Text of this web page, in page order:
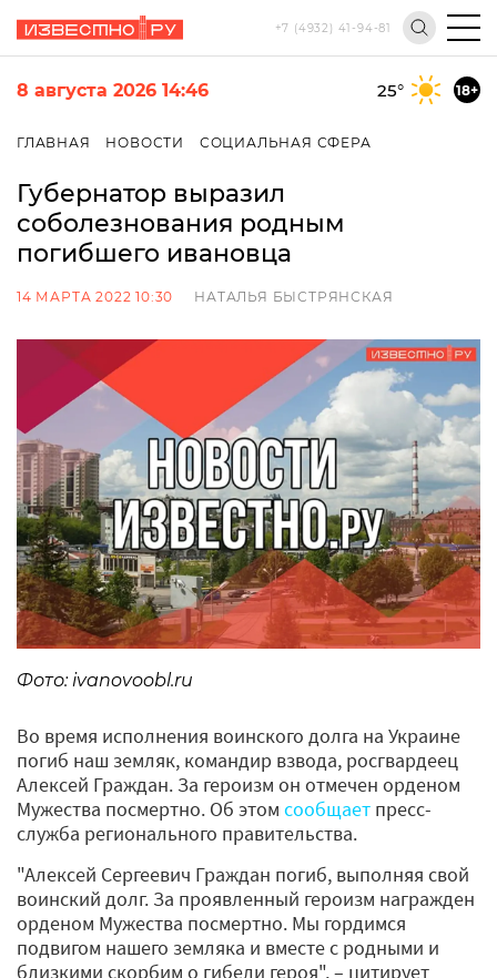
+7 (4932) 41-94-81
8 августа 2026 14:46 25° 18+
ГЛАВНАЯ НОВОСТИ СОЦИАЛЬНАЯ СФЕРА
Губернатор выразил
соболезнования родным
погибшего ивановца
14 МАРТА 2022 10:30 НАТАЛЬЯ БЫСТРЯНСКАЯ
Фото: ivanovoobl.ru
Во время исполнения воинского долга на Украине
погиб наш земляк, командир взвода, росгвардеец
Алексей Граждан. За героизм он отмечен орденом
Мужества посмертно. Об этом сообщает пресс-
служба регионального правительства.
"Алексей Сергеевич Граждан погиб, выполняя свой
воинский долг. За проявленный героизм награжден
орденом Мужества посмертно. Мы гордимся
подвигом нашего земляка и вместе с родными и
близкими скорбим о гибели героя", – цитирует